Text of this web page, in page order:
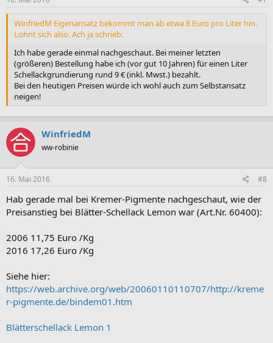
WinfriedM Eigenansatz bekommt man ab etwa 8 Euro pro Liter hin.
Lohnt sich also. Ach ja schrieb:
Ich habe gerade einmal nachgeschaut. Bei meiner letzten
(größeren) Bestellung habe ich (vor gut 10 Jahren) für einen Liter
Schellackgrundierung rund 9 € (inkl. Mwst.) bezahlt.
Bei den heutigen Preisen würde ich wohl auch zum Selbstansatz
neigen!
WinfriedM
ww-robinie
16. Mai 2016 #8
Hab gerade mal bei Kremer-Pigmente nachgeschaut, wie der
Preisanstieg bei Blätter-Schellack Lemon war (Art.Nr. 60400):
2006 11,75 Euro /Kg
2016 17,26 Euro /Kg
Siehe hier:
https://web.archive.org/web/20060110110707/http://kreme
r-pigmente.de/bindem01.htm
Blätterschellack Lemon 1